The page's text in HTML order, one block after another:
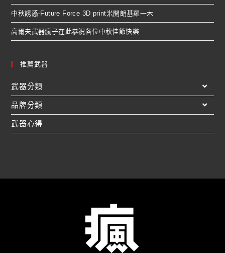
中秋誘惑-Future Force 3D print米開朗基羅一木
高爾夫武器瘋子在此恭祝各位中秋佳節快樂
推薦武器
武器分類
品牌分類
武器心得